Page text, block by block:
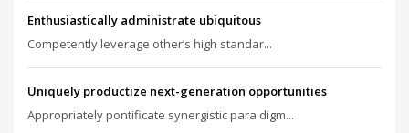
Enthusiastically administrate ubiquitous
Competently leverage other’s high standar...
Uniquely productize next-generation opportunities
Appropriately pontificate synergistic para digm...